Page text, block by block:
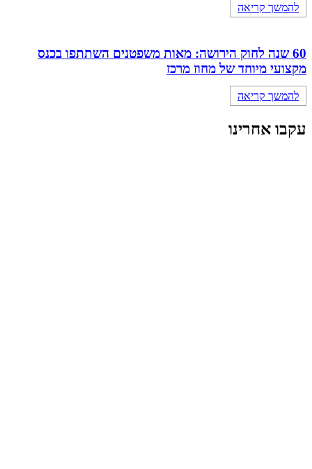
להמשך קריאה
60 שנה לחוק הירושה: מאות משפטנים השתתפו בכנס
מקצועי מיוחד של מחוז מרכז
להמשך קריאה
עקבו אחרינו